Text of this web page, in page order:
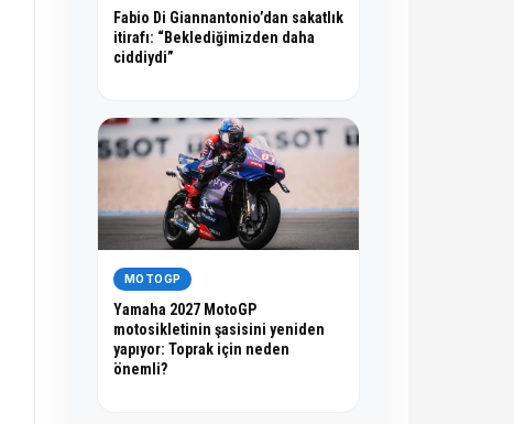
Fabio Di Giannantonio’dan sakatlık
itirafı: “Beklediğimizden daha
ciddiydi”
MOTOGP
Yamaha 2027 MotoGP
motosikletinin şasisini yeniden
yapıyor: Toprak için neden
önemli?